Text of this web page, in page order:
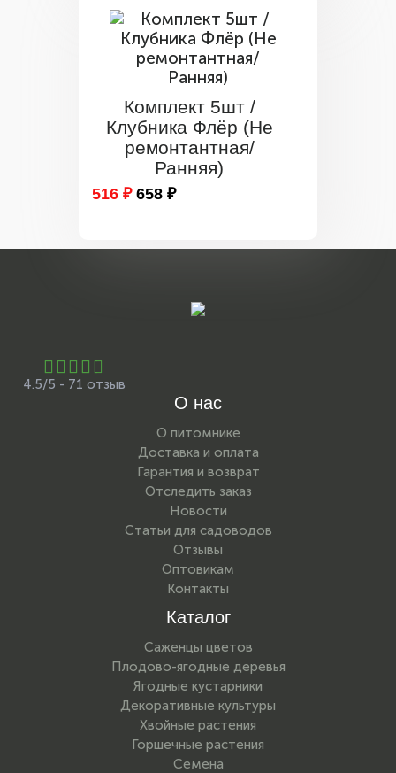
Комплект 5шт /
Клубника Флёр (Не
ремонтантная/
Ранняя)
516 ₽ 658 ₽
4.5/5 - 71 отзыв
О нас
О питомнике
Доставка и оплата
Гарантия и возврат
Отследить заказ
Новости
Статьи для садоводов
Отзывы
Оптовикам
Контакты
Каталог
Саженцы цветов
Плодово-ягодные деревья
Ягодные кустарники
Декоративные культуры
Хвойные растения
Горшечные растения
Семена